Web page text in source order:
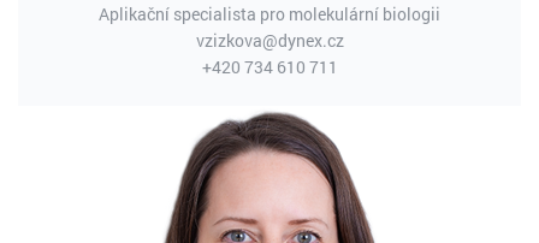
Aplikační specialista pro molekulární biologii
vzizkova@dynex.cz
+420 734 610 711